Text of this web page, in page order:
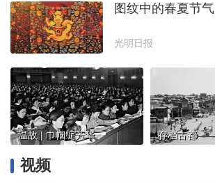
图纹中的春夏节气
光明日报
温故 | 巾帼绽芳华
视频